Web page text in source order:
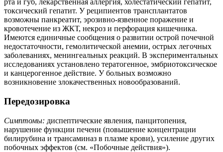
рта и губ, лекарственная аллергия, холестатический гепатит,
токсический гепатит. У реципиентов трансплантатов
возможны панкреатит, эрозивно-язвенное поражение и
кровотечение из ЖКТ, некроз и перфорация кишечника.
Имеются единичные сообщения о развитии острой почечной
недостаточности, гемолитической анемии, острых легочных
заболеваниях, менингеальных реакций. В экспериментальных
исследованиях установлено тератогенное, эмбриотоксическое
и канцерогенное действие. У больных возможно
возникновение злокачественных новообразований.
Передозировка
Симптомы: диспептические явления, панцитопения,
нарушение функции печени (повышение концентрации
билирубина и трансаминаз в плазме крови), усиление других
побочных эффектов (см. «Побочные действия»).